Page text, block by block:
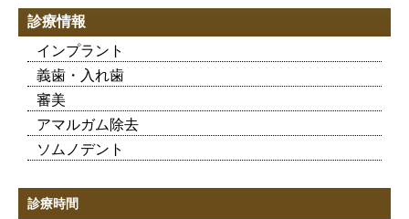
診療情報
インプラント
義歯・入れ歯
審美
アマルガム除去
ソムノデント
診療時間